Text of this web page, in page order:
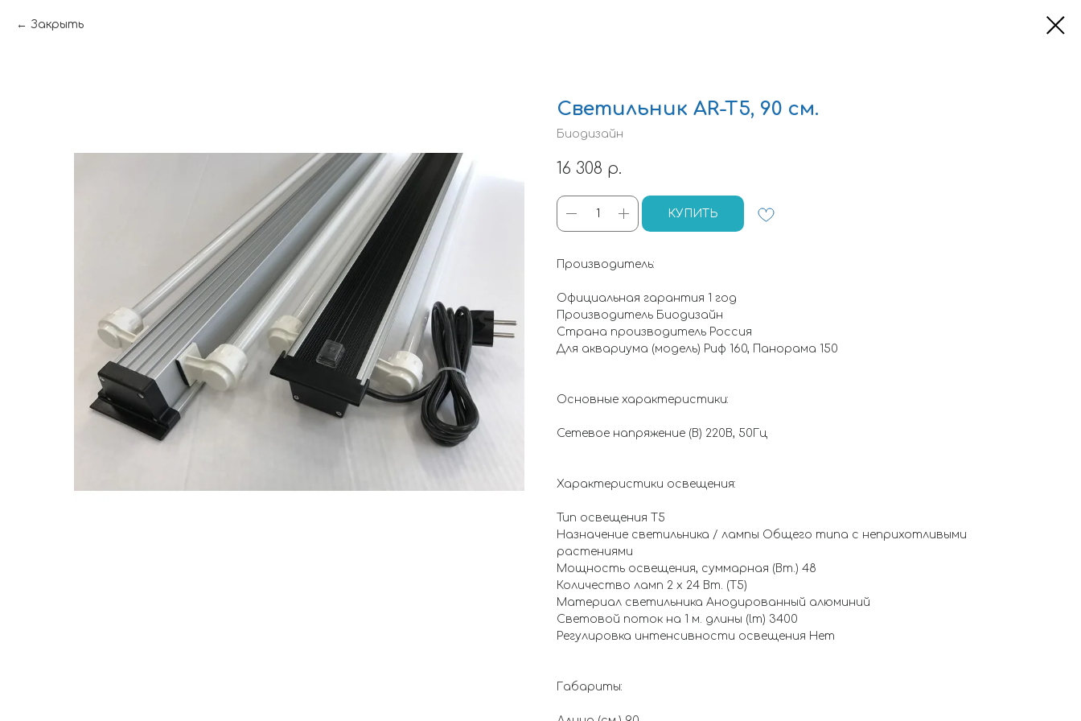
Закрыть
Светильник AR-T5, 90 см.
Биодизайн
16 308 р.
КУПИТЬ
Производитель:
Официальная гарантия 1 год
Производитель Биодизайн
Страна производитель Россия
Для аквариума (модель) Риф 160, Панорама 150
Основные характеристики:
Сетевое напряжение (В) 220В, 50Гц
Характеристики освещения:
Тип освещения T5
Назначение светильника / лампы Общего типа с неприхотливыми
растениями
Мощность освещения, суммарная (Вт.) 48
Количество ламп 2 х 24 Вт. (T5)
Материал светильника Анодированный алюминий
Световой поток на 1 м. длины (lm) 3400
Регулировка интенсивности освещения Нет
Габариты: